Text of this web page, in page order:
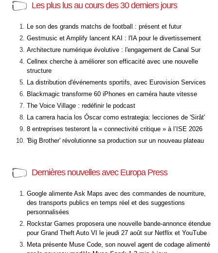
Les plus lus au cours des 30 derniers jours
Le son des grands matchs de football : présent et futur
Gestmusic et Amplify lancent KAI : l'IA pour le divertissement
Architecture numérique évolutive : l'engagement de Canal Sur
Cellnex cherche à améliorer son efficacité avec une nouvelle
structure
La distribution d'événements sportifs, avec Eurovision Services
Blackmagic transforme 60 iPhones en caméra haute vitesse
The Voice Village : redéfinir le podcast
La carrera hacia los Óscar como estrategia: lecciones de 'Sirât'
8 entreprises testeront la « connectivité critique » à l’ISE 2026
'Big Brother' révolutionne sa production sur un nouveau plateau
Dernières nouvelles avec Europa Press
Google alimente Ask Maps avec des commandes de nourriture,
des transports publics en temps réel et des suggestions
personnalisées
Rockstar Games proposera une nouvelle bande-annonce étendue
pour Grand Theft Auto VI le jeudi 27 août sur Netflix et YouTube
Meta présente Muse Code, son nouvel agent de codage alimenté